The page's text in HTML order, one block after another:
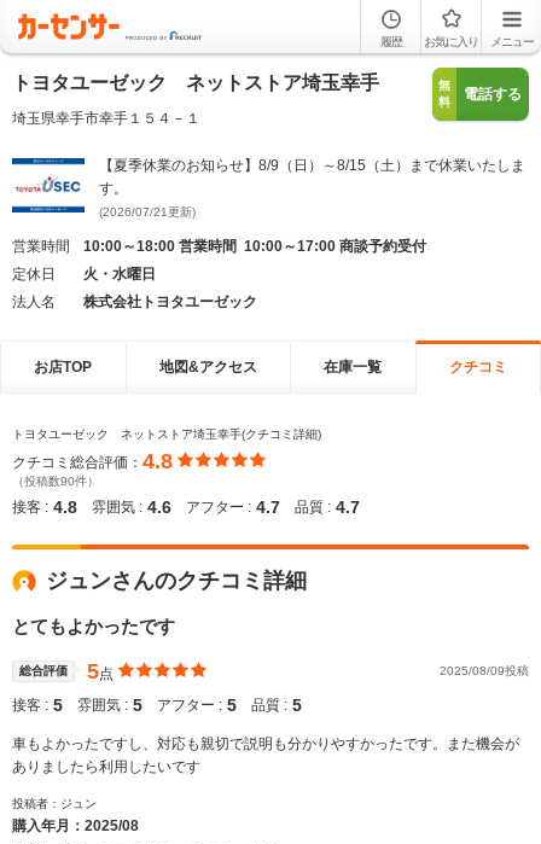
履歴 お気に入り メニュー
トヨタユーゼック ネットストア埼玉幸手
埼玉県幸手市幸手１５４－１
無
料
電話する
【夏季休業のお知らせ】8/9（日）～8/15（土）まで休業いたしま
す。
(2026/07/21更新)
営業時間
10:00～18:00 営業時間 10:00～17:00 商談予約受付
定休日
火・水曜日
法人名
株式会社トヨタユーゼック
お店TOP 地図&アクセス 在庫一覧 クチコミ
トヨタユーゼック ネットストア埼玉幸手(クチコミ詳細)
クチコミ総合評価： 4.8
（投稿数90件）
接客 : 4.8 雰囲気 : 4.6 アフター : 4.7 品質 : 4.7
ジュンさんのクチコミ詳細
とてもよかったです
総合評価 5点 2025/08/09投稿
接客 : 5 雰囲気 : 5 アフター : 5 品質 : 5
車もよかったですし、対応も親切で説明も分かりやすかったです。また機会が
ありましたら利用したいです
投稿者：ジュン
購入年月： 2025/08